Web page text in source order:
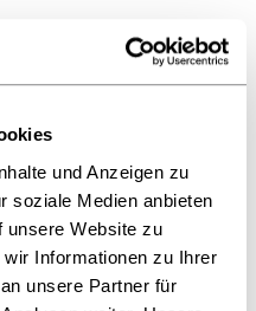
und Anzeigen zu
soziale Medien anbieten
unsere Website zu
Informationen zu Ihrer
unsere Partner für
mit seinen Produkten
Content-Start-
des Jahres 2024
Platz / Gewinner erhält
/ Intensive
Tage und Coaching für
Finalist*innen